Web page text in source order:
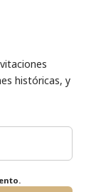
históricas, y